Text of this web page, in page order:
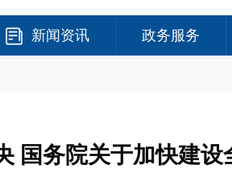
新闻资讯 政务服务
国务院关于加快建